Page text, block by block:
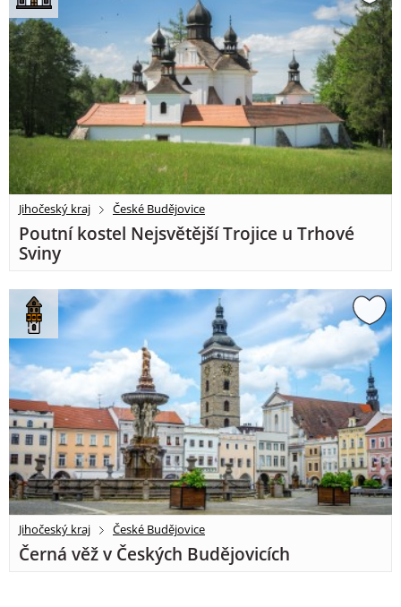
Jihočeský kraj České Budějovice
Poutní kostel Nejsvětější Trojice u Trhové
Sviny
Jihočeský kraj České Budějovice
Černá věž v Českých Budějovicích